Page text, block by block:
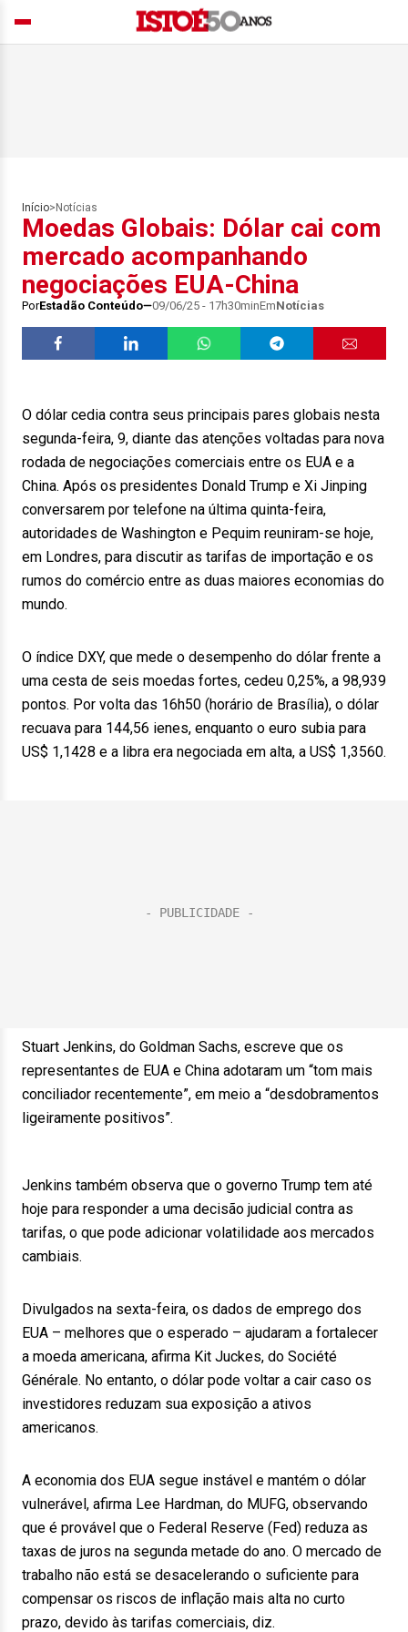
Início> Notícias
Moedas Globais: Dólar cai com
mercado acompanhando
negociações EUA-China
PorEstadão Conteúdo 09/06/25 - 17h30minEmNotícias
O dólar cedia contra seus principais pares globais nesta
segunda-feira, 9, diante das atenções voltadas para nova
rodada de negociações comerciais entre os EUA e a
China. Após os presidentes Donald Trump e Xi Jinping
conversarem por telefone na última quinta-feira,
autoridades de Washington e Pequim reuniram-se hoje,
em Londres, para discutir as tarifas de importação e os
rumos do comércio entre as duas maiores economias do
mundo.
O índice DXY, que mede o desempenho do dólar frente a
uma cesta de seis moedas fortes, cedeu 0,25%, a 98,939
pontos. Por volta das 16h50 (horário de Brasília), o dólar
recuava para 144,56 ienes, enquanto o euro subia para
US$ 1,1428 e a libra era negociada em alta, a US$ 1,3560.
Stuart Jenkins, do Goldman Sachs, escreve que os
representantes de EUA e China adotaram um “tom mais
conciliador recentemente”, em meio a “desdobramentos
ligeiramente positivos”.
Jenkins também observa que o governo Trump tem até
hoje para responder a uma decisão judicial contra as
tarifas, o que pode adicionar volatilidade aos mercados
cambiais.
Divulgados na sexta-feira, os dados de emprego dos
EUA – melhores que o esperado – ajudaram a fortalecer
a moeda americana, afirma Kit Juckes, do Société
Générale. No entanto, o dólar pode voltar a cair caso os
investidores reduzam sua exposição a ativos
americanos.
A economia dos EUA segue instável e mantém o dólar
vulnerável, afirma Lee Hardman, do MUFG, observando
que é provável que o Federal Reserve (Fed) reduza as
taxas de juros na segunda metade do ano. O mercado de
trabalho não está se desacelerando o suficiente para
compensar os riscos de inflação mais alta no curto
prazo, devido às tarifas comerciais, diz.